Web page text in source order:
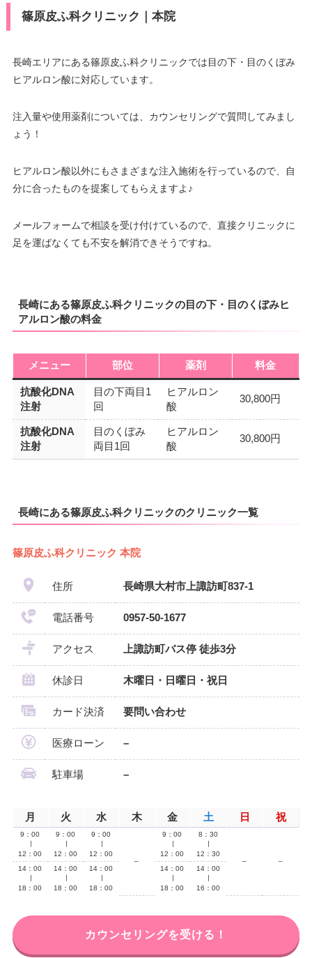
篠原皮ふ科クリニック｜本院
長崎エリアにある篠原皮ふ科クリニックでは目の下・目のくぼみ
ヒアルロン酸に対応しています。
注入量や使用薬剤については、カウンセリングで質問してみまし
ょう！
ヒアルロン酸以外にもさまざまな注入施術を行っているので、自
分に合ったものを提案してもらえますよ♪
メールフォームで相談を受け付けているので、直接クリニックに
足を運ばなくても不安を解消できそうですね。
長崎にある篠原皮ふ科クリニックの目の下・目のくぼみヒ
アルロン酸の料金
メニュー 部位 薬剤 料金
抗酸化DNA
注射
目の下両目1
回
ヒアルロン
酸
30,800円
抗酸化DNA
注射
目のくぼみ
両目1回
ヒアルロン
酸
30,800円
長崎にある篠原皮ふ科クリニックのクリニック一覧
篠原皮ふ科クリニック 本院
住所 長崎県大村市上諏訪町837-1
電話番号 0957-50-1677
アクセス 上諏訪町バス停 徒歩3分
休診日 木曜日・日曜日・祝日
カード決済 要問い合わせ
医療ローン –
駐車場 –
月 火 水 木 金 土 日 祝
9：00
12：00
9：00
12：00
9：00
12：00
–
9：00
12：00
8：30
12：30
–
–
14：00
18：00
14：00
18：00
14：00
18：00
14：00
18：00
14：00
16：00
カウンセリングを受ける！